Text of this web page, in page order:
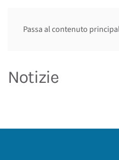
Passa al contenuto
Notizie